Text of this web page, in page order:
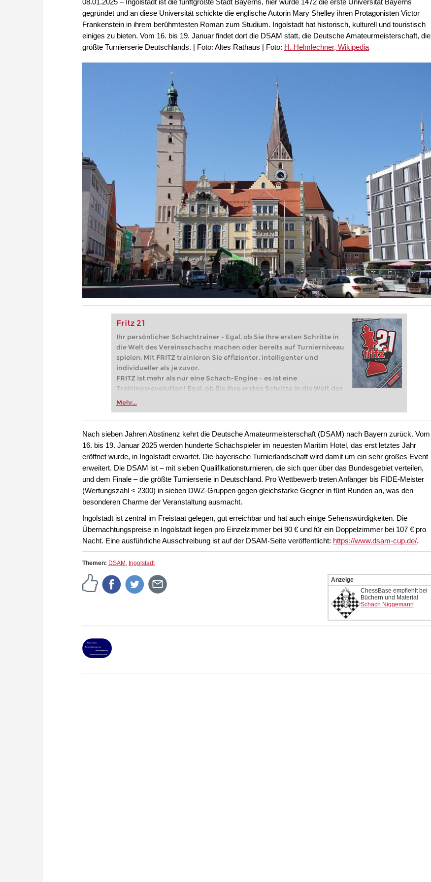
gegründet und an diese Universität schickte die englische Autorin Mary Shelley ihren Protagonisten Victor
Frankenstein in ihrem berühmtesten Roman zum Studium. Ingolstadt hat historisch, kulturell und touristisch
einiges zu bieten. Vom 16. bis 19. Januar findet dort die DSAM statt, die Deutsche Amateurmeisterschaft, die
größte Turnierserie Deutschlands. | Foto: Altes Rathaus | Foto: H. Helmlechner, Wikipedia
Fritz 21
Ihr persönlicher Schachtrainer - Egal, ob Sie Ihre ersten Schritte in
die Welt des Vereinsschachs machen oder bereits auf Turnierniveau
spielen: Mit FRITZ trainieren Sie effizienter, intelligenter und
individueller als je zuvor.
FRITZ ist mehr als nur eine Schach-Engine – es ist eine
Trainingsrevolution! Egal, ob Sie Ihre ersten Schritte in die Welt des
Vereinsschachs machen oder bereits auf Turnierniveau spielen: Mit
zuvor.
Mehr...
Nach sieben Jahren Abstinenz kehrt die Deutsche Amateurmeisterschaft (DSAM) nach Bayern zurück. Vom
16. bis 19. Januar 2025 werden hunderte Schachspieler im neuesten Maritim Hotel, das erst letztes Jahr
eröffnet wurde, in Ingolstadt erwartet. Die bayerische Turnierlandschaft wird damit um ein sehr großes Event
erweitert. Die DSAM ist – mit sieben Qualifikationsturnieren, die sich quer über das Bundesgebiet verteilen,
und dem Finale – die größte Turnierserie in Deutschland. Pro Wettbewerb treten Anfänger bis FIDE-Meister
(Wertungszahl < 2300) in sieben DWZ-Gruppen gegen gleichstarke Gegner in fünf Runden an, was den
besonderen Charme der Veranstaltung ausmacht.
Ingolstadt ist zentral im Freistaat gelegen, gut erreichbar und hat auch einige Sehenswürdigkeiten. Die
Übernachtungspreise in Ingolstadt liegen pro Einzelzimmer bei 90 € und für ein Doppelzimmer bei 107 € pro
Nacht. Eine ausführliche Ausschreibung ist auf der DSAM-Seite veröffentlicht: https://www.dsam-cup.de/.
Themen: DSAM , Ingolstadt
Anzeige
ChessBase empfiehlt bei
Büchern und Material
Schach Niggemann